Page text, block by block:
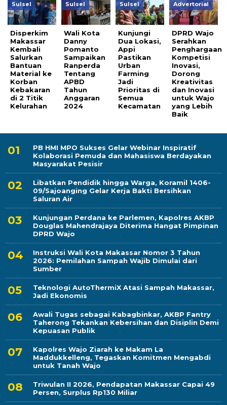
Sulsel
Disperkim
Makassar
Kembali
Salurkan
Bantuan
Material ke
Korban
Kebakaran
di 2 Titik
Kelurahan
Sulsel
Wali Kota
Danny
Pomanto
Sampaikan
Ranperda
Tentang
APBD
Tahun
Anggaran
2024
Sulsel
Kunjungi
Dua Lokasi,
Appi
Pastikan
Urban
Farming
Jadi
Prioritas di
Semua
Kecamatan
Advertorial
DPRD Wajo
Serahkan
Penghargaan
Kompetisi
Inovasi,
Dorong
Kreativitas
dan Inovasi
untuk Wajo
yang Lebih
Baik
PB HMI MPO Sukses Gelar Webinar Inspiratif
Kolaborasi Pemuda dan Mahasiswa Berdayakan
Masyarakat Pesisir
Libatkan Pendidik hingga Warga, Koramil 1406-
09/Sajoanging Gelar Kerja Bakti Bersihkan
Saluran Air
Kunjungan Perdana ke Parlemen, Kapolres AKBP
Douglas Mahendrajaya Diterima Hangat Pimpinan
DPRD Wajo
Instruksi Wali Kota Makassar Nomor 3 Tahun
2026: Pemilahan Sampah Wajib Dimulai dari
Sumber
Teknologi AutoThermiX Atasi Sampah Makassar,
Jadi Ekonomis
Awali Tugas sebagai Kabagbinkar, AKBP Fantry
Taherong Tekankan Kebersihan dan Disiplin Demi
Kepuasan Publik
Kapolres Wajo Ziarah ke Makam La
Maddukkelleng, Tegaskan Komitmen Mengabdi
untuk Tanah Wajo
Triwulan II 2026, Pendapatan Makassar Capai 49
Persen, Surplus Rp130 Miliar